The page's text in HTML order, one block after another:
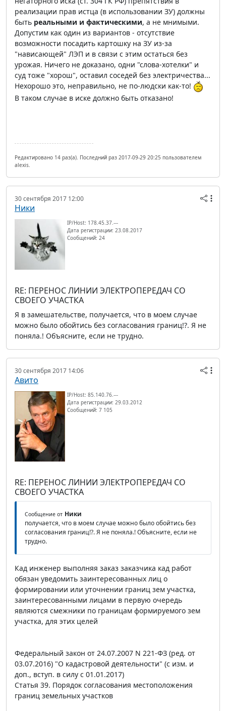
реализации прав истца (в использовании ЗУ) должны
быть реальными и фактическими, а не мнимыми.
Допустим как один из вариантов - отсутствие
возможности посадить картошку на ЗУ из-за
"нависающей" ЛЭП и в связи с этим остаться без
урожая. Ничего не доказано, одни "слова-хотелки" и
суд тоже "хорош", оставил соседей без электричества...
Нехорошо это, неправильно, не по-людски как-то!
В таком случае в иске должно быть отказано!
Редактировано 14 раз(а). Последний раз 2017-09-29 20:25 пользователем
alexis.
30 сентября 2017 12:00
Ники
IP/Host: 178.45.37.---
Дата регистрации: 23.08.2017
Сообщений: 24
RE: ПЕРЕНОС ЛИНИИ ЭЛЕКТРОПЕРЕДАЧ СО
СВОЕГО УЧАСТКА
Я в замешательстве, получается, что в моем случае
можно было обойтись без согласования границ!?. Я не
поняла.! Объясните, если не трудно.
30 сентября 2017 14:06
Авито
IP/Host: 85.140.76.---
Дата регистрации: 29.03.2012
Сообщений: 7 105
RE: ПЕРЕНОС ЛИНИИ ЭЛЕКТРОПЕРЕДАЧ СО
СВОЕГО УЧАСТКА
Сообщение от Ники
получается, что в моем случае можно было обойтись без
согласования границ!?. Я не поняла.! Объясните, если не
трудно.
Кад инженер выполняя заказ заказчика кад работ
обязан уведомить заинтересованных лиц о
формировании или уточнении границ зем участка,
заинтересованными лицами в первую очередь
являются смежники по границам формируемого зем
участка, для этих целей
Федеральный закон от 24.07.2007 N 221-ФЗ (ред. от
03.07.2016) "О кадастровой деятельности" (с изм. и
доп., вступ. в силу с 01.01.2017)
Статья 39. Порядок согласования местоположения
границ земельных участков